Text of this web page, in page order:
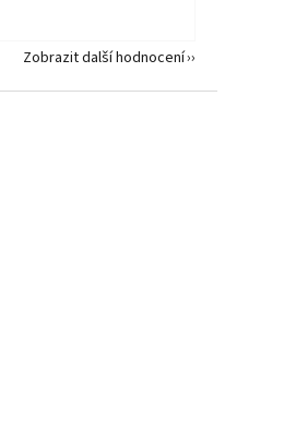
Zobrazit další hodnocení